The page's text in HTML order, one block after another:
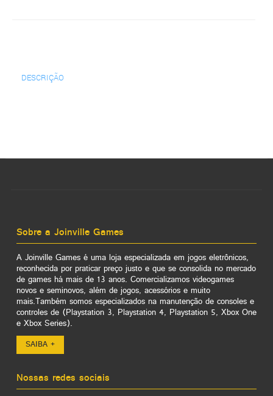
DESCRIÇÃO
Sobre a Joinville Games
A Joinville Games é uma loja especializada em jogos eletrônicos,
reconhecida por praticar preço justo e que se consolida no mercado
de games há mais de 13 anos. Comercializamos videogames
novos e seminovos, além de jogos, acessórios e muito
mais.Também somos especializados na manutenção de consoles e
controles de (Playstation 3, Playstation 4, Playstation 5, Xbox One
e Xbox Series).
SAIBA +
Nossas redes sociais